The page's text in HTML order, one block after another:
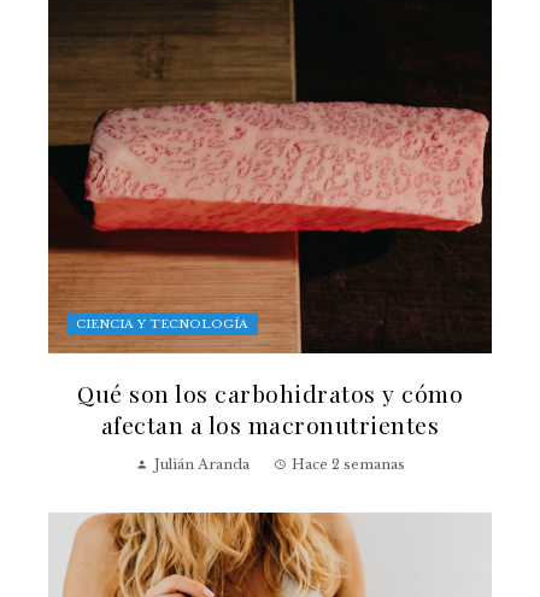
CIENCIA Y TECNOLOGÍA
Qué son los carbohidratos y cómo
afectan a los macronutrientes
Julián Aranda Hace 2 semanas